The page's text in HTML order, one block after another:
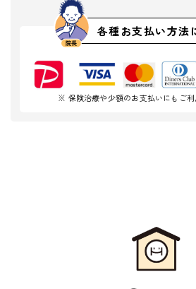
各種お支払い方法
※ 保険治療や少額のお支払いにもご利